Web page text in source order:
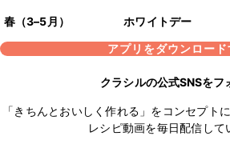
春（3–5月）
ホワイトデー
アプリをダウンロード
クラシルの公式SNSをフ
「きちんとおいしく作れる」をコンセプト
レシピ動画を毎日配信して